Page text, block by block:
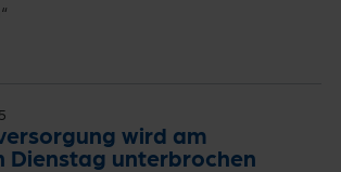
wird am
Dienstag unterbrochen